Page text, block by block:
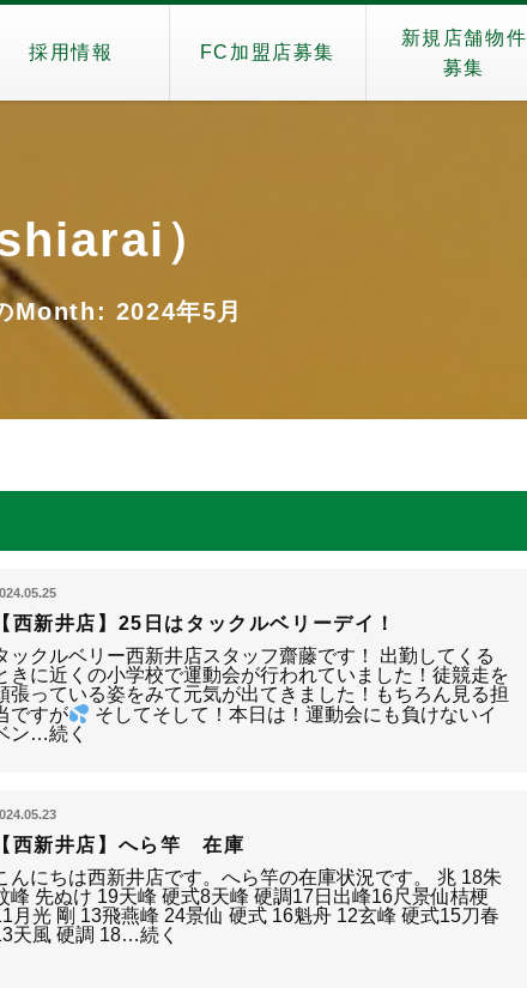
採用情報 FC加盟店募集
新規店舗物件
募集
）
Month: 2024年5月
【西新井店】25日はタックルベリーデイ！
ックルベリー西新井店スタッフ齋藤です！ 出勤してくる
きに近くの小学校で運動会が行われていました！徒競走を
張っている姿をみて元気が出てきました！もちろん見る担
ですが
そしてそして！本日は！運動会にも負けないイ
ン…続く
【西新井店】へら竿 在庫
んにちは西新井店です。へら竿の在庫状況です。 兆 18朱
峰 先ぬけ 19天峰 硬式8天峰 硬調17日出峰16尺景仙桔梗
月光 剛 13飛燕峰 24景仙 硬式 16魁舟 12玄峰 硬式15刀春
天風 硬調 18…続く